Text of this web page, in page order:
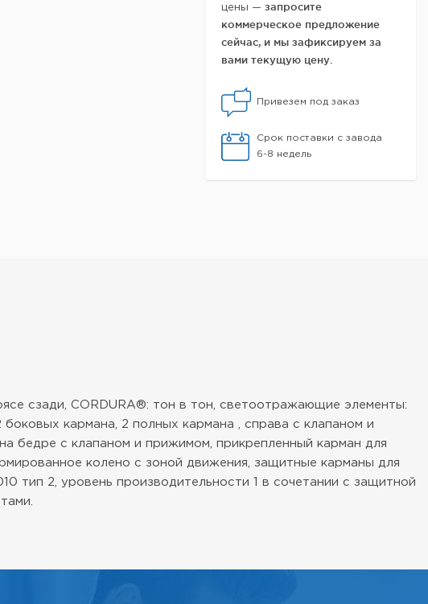
цены — запросите
коммерческое предложение
сейчас, и мы зафиксируем за
вами текущую цену.
Привезем под заказ
Срок поставки с завода
6-8 недель
сзади, CORDURA®: тон в тон, светоотражающие элементы:
кармана, 2 полных кармана , справа с клапаном и
бедре с клапаном и прижимом, прикрепленный карман для
колено с зоной движения, защитные карманы для
тип 2, уровень производительности 1 в сочетании с защитной